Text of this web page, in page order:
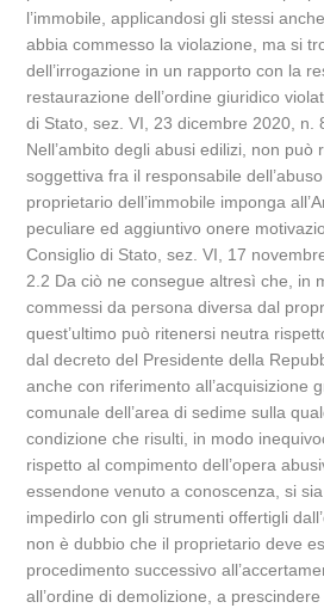
l’immobile, applicandosi gli stessi
abbia commesso la violazione, ma si
dell’irrogazione in un rapporto con la
restaurazione dell’ordine giuridico
di Stato, sez. VI, 23 dicembre 2020, n.
Nell’ambito degli abusi edilizi, non può
soggettiva fra il responsabile
proprietario dell’immobile imponga
peculiare ed aggiuntivo onere
Consiglio di Stato, sez. VI, 17
2.2 Da ciò ne consegue altresì che, in
commessi da persona diversa dal
quest’ultimo può ritenersi neutra
dal decreto del Presidente della
anche con riferimento all’acquisizione
comunale dell’area di sedime sulla
condizione che risulti, in modo
rispetto al compimento dell’opera
essendone venuto a conoscenza, si
impedirlo con gli strumenti offertigli
non è dubbio che il proprietario deve
procedimento successivo
all’ordine di demolizione, a